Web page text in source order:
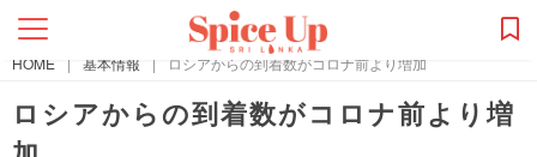
HOME | 基本情報 | ロシアからの到着数がコロナ前より増加
ロシアからの到着数がコロナ前より増